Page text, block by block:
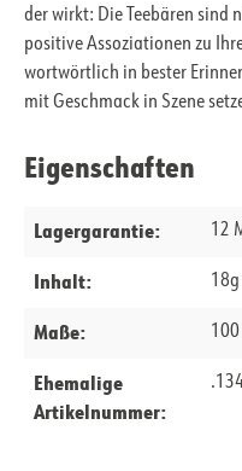
der wirkt: Die Teebären sind
positive Assoziationen zu
wortwörtlich in bester
mit Geschmack in Szene
Eigenschaften
Lagergarantie: 12
Inhalt:
Maße:
Ehemalige
Artikelnummer: